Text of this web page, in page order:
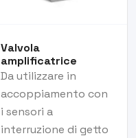
Valvola
amplificatrice
Da utilizzare in
accoppiamento con
i sensori a
interruzione di getto